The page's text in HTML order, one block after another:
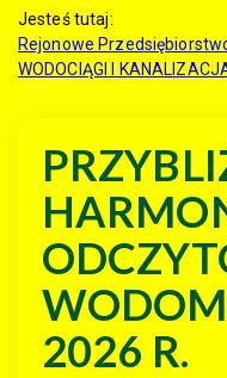
Jesteś tutaj:
Rejonowe
WODOCIĄGI I
2026 R.